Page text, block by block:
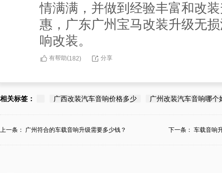
情满满，并做到经验丰富和改
惠，广东广州宝马改装升级无
响改装。
有帮助(182) 分享
156****4057
广东广州汪小姐分享：对“广
价？”等疑问，改装升级无损汽
虑橙色宝马的真实情景，还要
然，在改装升级无损汽车音响
相关标签： 广西改装汽车音响价格多少 广州改装汽车音响哪个
上一条： 广州符合的车载音响升级需要多少钱？ 下一条： 车载音响